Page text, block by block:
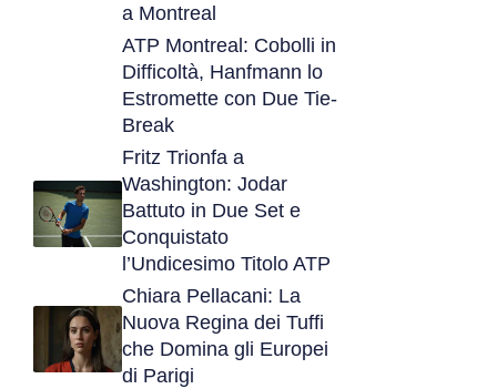
a Montreal
ATP Montreal: Cobolli in
Difficoltà, Hanfmann lo
Estromette con Due Tie-
Break
Fritz Trionfa a
Washington: Jodar
Battuto in Due Set e
Conquistato
l’Undicesimo Titolo ATP
Chiara Pellacani: La
Nuova Regina dei Tuffi
che Domina gli Europei
di Parigi